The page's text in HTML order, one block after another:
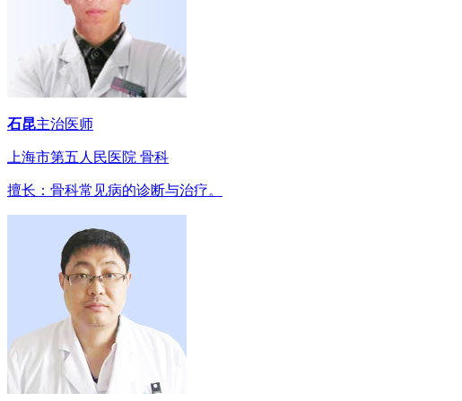
石昆主治医师
上海市第五人民医院 骨科
擅长：骨科常见病的诊断与治疗。